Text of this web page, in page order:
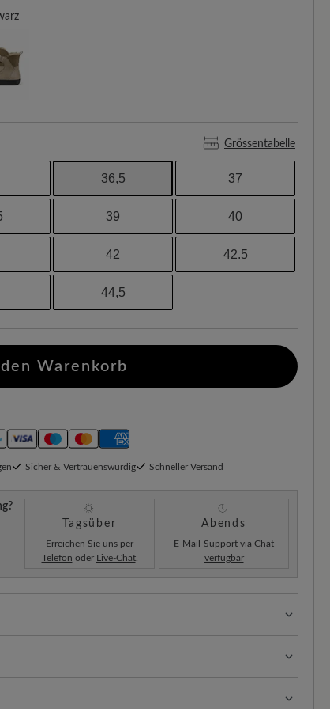
Grössentabelle
36,5 37
39 40
42 42.5
44,5
den Warenkorb
Sicher & Vertrauenswürdig Schneller Versand
Tagsüber
Erreichen Sie uns per
Telefon oder Live-Chat.
Abends
E-Mail-Support via Chat
verfügbar
mit 100% Zehenfreiheit. Natürlich geformte
mit der kuscheligen, wärmeisolierenden